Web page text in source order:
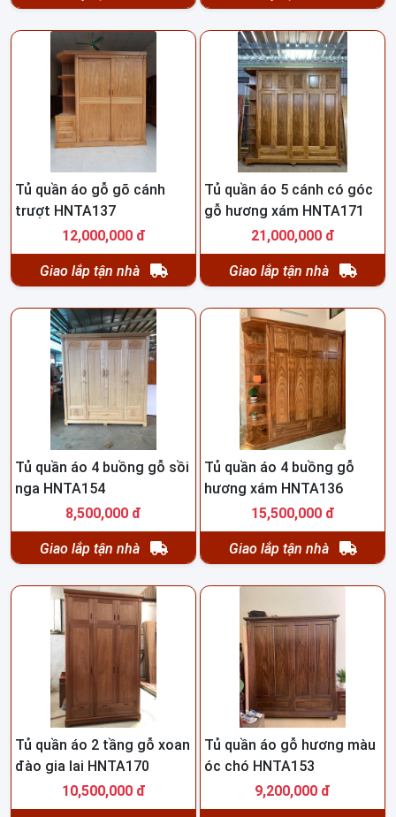
Tủ quần áo gỗ gõ cánh
trượt HNTA137
12,000,000 đ
Giao lắp tận nhà
Tủ quần áo 5 cánh có góc
gỗ hương xám HNTA171
21,000,000 đ
Giao lắp tận nhà
Tủ quần áo 4 buồng gỗ sồi
nga HNTA154
8,500,000 đ
Giao lắp tận nhà
Tủ quần áo 4 buồng gỗ
hương xám HNTA136
15,500,000 đ
Giao lắp tận nhà
Tủ quần áo 2 tầng gỗ xoan
đào gia lai HNTA170
10,500,000 đ
Tủ quần áo gỗ hương màu
óc chó HNTA153
9,200,000 đ